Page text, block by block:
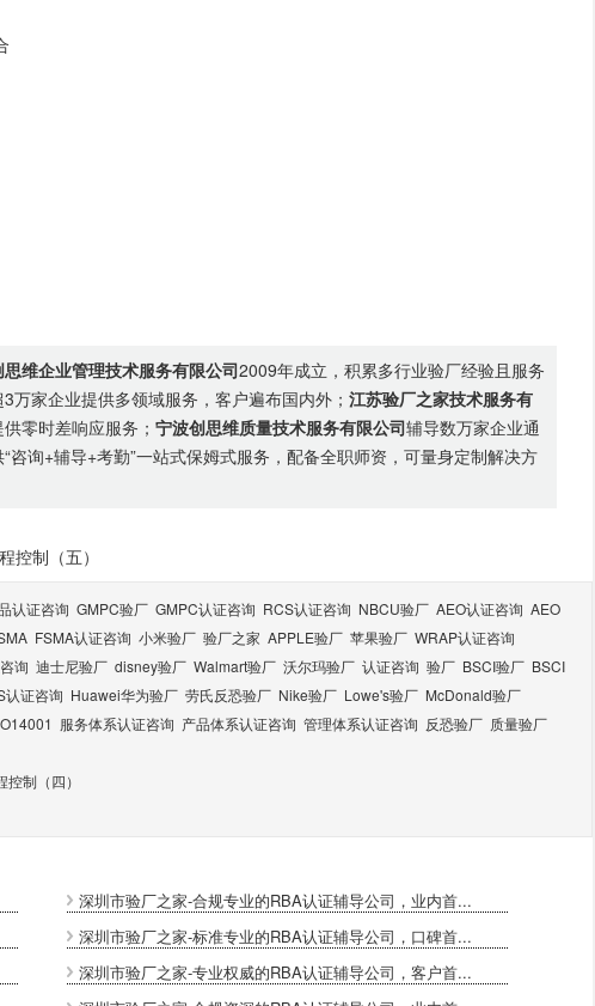
维企业管理技术服务有限公司2009年成立，积累多行业验厂经验且服务
3万家企业提供多领域服务，客户遍布国内外；江苏验厂之家技术服务有
零时差响应服务；宁波创思维质量技术服务有限公司辅导数万家企业通
“咨询+辅导+考勤”一站式保姆式服务，配备全职师资，可量身定制解决方
控制（五）
认证咨询 GMPC验厂 GMPC认证咨询 RCS认证咨询 NBCU验厂 AEO认证咨询 AEO
FSMA认证咨询 小米验厂 验厂之家 APPLE验厂 苹果验厂 WRAP认证咨询
询 迪士尼验厂 disney验厂 Walmart验厂 沃尔玛验厂 认证咨询 验厂 BSCI验厂 BSCI
认证咨询 Huawei华为验厂 劳氏反恐验厂 Nike验厂 Lowe's验厂 McDonald验厂
服务体系认证咨询 产品体系认证咨询 管理体系认证咨询 反恐验厂 质量验厂
制（四）
深圳市验厂之家-合规专业的RBA认证辅导公司，业内首...
深圳市验厂之家-标准专业的RBA认证辅导公司，口碑首...
深圳市验厂之家-专业权威的RBA认证辅导公司，客户首...